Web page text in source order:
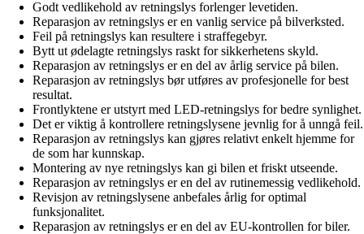
Godt vedlikehold av retningslys forlenger levetiden.
Reparasjon av retningslys er en vanlig service på bilverksted.
Feil på retningslys kan resultere i straffegebyr.
Bytt ut ødelagte retningslys raskt for sikkerhetens skyld.
Reparasjon av retningslys er en del av årlig service på bilen.
Reparasjon av retningslys bør utføres av profesjonelle for best
resultat.
Frontlyktene er utstyrt med LED-retningslys for bedre synlighet.
Det er viktig å kontrollere retningslysene jevnlig for å unngå feil.
Reparasjon av retningslys kan gjøres relativt enkelt hjemme for
de som har kunnskap.
Montering av nye retningslys kan gi bilen et friskt utseende.
Reparasjon av retningslys er en del av rutinemessig vedlikehold.
Revisjon av retningslysene anbefales årlig for optimal
funksjonalitet.
Reparasjon av retningslys er en del av EU-kontrollen for biler.